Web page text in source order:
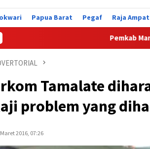
Papua Barat Pegaf Raja Ampat
Pemkab Manokwari Siap
Tamalate
problem yang
2016, 07:26